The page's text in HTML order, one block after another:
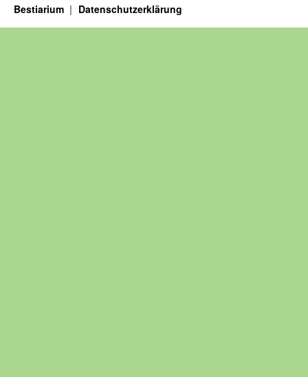
Bestiarium Datenschutzerklärung